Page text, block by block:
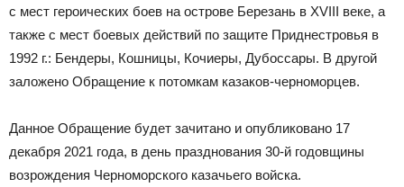
с мест героических боев на острове Березань в XVIII веке, а
также с мест боевых действий по защите Приднестровья в
1992 г.: Бендеры, Кошницы, Кочиеры, Дубоссары. В другой
заложено Обращение к потомкам казаков-черноморцев.
Данное Обращение будет зачитано и опубликовано 17
декабря 2021 года, в день празднования 30-й годовщины
возрождения Черноморского казачьего войска.